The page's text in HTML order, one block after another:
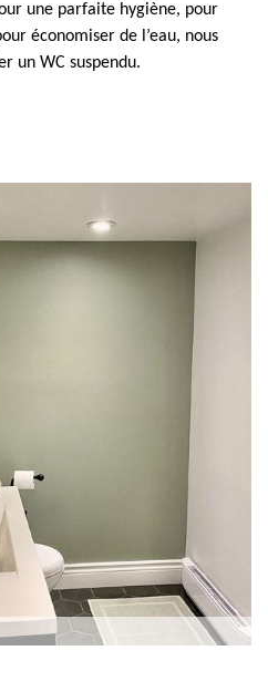
une parfaite hygiène, pour
économiser de l’eau, nous
un WC suspendu.